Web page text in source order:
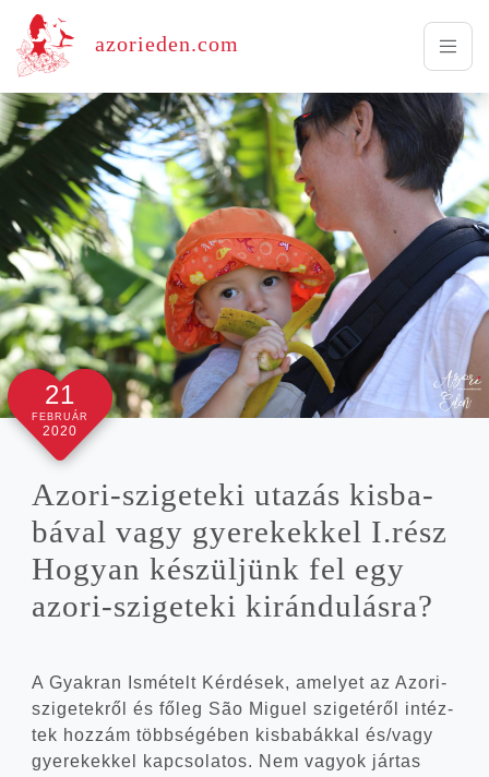
azorieden.com
21
FEBRUÁR
2020
Azori-szigeteki uta­zás kis­ba­
bá­val vagy gye­re­kek­kel I.rész
Hogyan készül­jünk fel egy
azori-szigeteki kirándulásra?
A Gyak­ran Ismé­telt Kér­dé­sek, ame­lyet az Azori-
szigetekről és főleg São Miguel szi­ge­té­ről intéz­
tek hoz­zám több­sé­gé­ben kis­ba­bák­kal és/vagy
gye­re­kek­kel kap­cso­la­tos. Nem vagyok jár­tas